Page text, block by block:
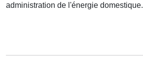
administration de l'énergie domestique.